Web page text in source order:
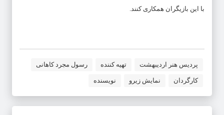
با این بازیگران همکاری کنند.
پردیس هنر اردیبهشت تهیه کننده رسول مجرد کاهانی
کارگردان نمایش زیرو نویسنده